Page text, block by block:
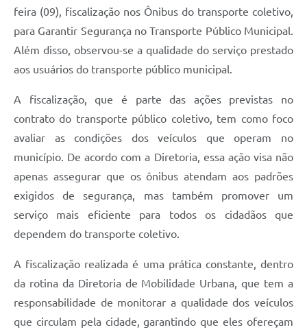
3º Jornada Empreendedora BQ
Festival Gastronômico
Emprega Barbacena
Plano Municipal de Saneamento Básico
Regularização de bairros
Carta de Serviços
Arquivos para Download
Telefones Úteis
Transparência
SIC
feira (09), fiscalização nos Ônibus do transporte coletivo,
para Garantir Segurança no Transporte Público Municipal.
Além disso, observou-se a qualidade do serviço prestado
aos usuários do transporte público municipal.
A fiscalização, que é parte das ações previstas no
contrato do transporte público coletivo, tem como foco
avaliar as condições dos veículos que operam no
município. De acordo com a Diretoria, essa ação visa não
apenas assegurar que os ônibus atendam aos padrões
exigidos de segurança, mas também promover um
serviço mais eficiente para todos os cidadãos que
dependem do transporte coletivo.
A fiscalização realizada é uma prática constante, dentro
da rotina da Diretoria de Mobilidade Urbana, que tem a
responsabilidade de monitorar a qualidade dos veículos
que circulam pela cidade, garantindo que eles ofereçam